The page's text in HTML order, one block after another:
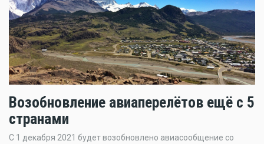
Возобновление авиаперелётов ещё с 5
странами
С 1 декабря 2021 будет возобновлено авиасообщение со